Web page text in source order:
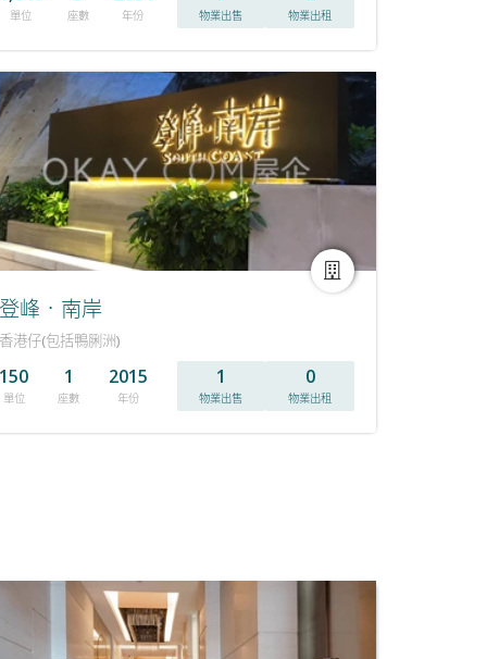
單位 座數 年份 物業出售 物業出租
登峰‧南岸
香港仔(包括鴨脷洲)
150
單位
1
座數
2015
年份
1
物業出售
0
物業出租